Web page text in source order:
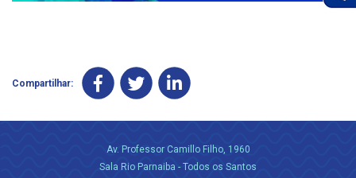
Compartilhar:
Av. Professor Camillo Filho, 1960
Sala Rio Parnaiba - Todos os Santos